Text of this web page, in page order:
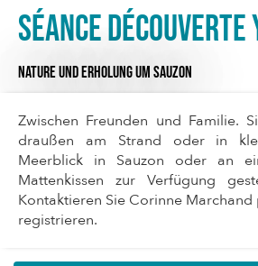
Séance Découverte
NATURE UND ERHOLUNGUM SAUZON
Zwischen Freunden und Familie.
draußen am Strand oder in
Meerblick in Sauzon oder an
Mattenkissen zur Verfügung
Kontaktieren Sie Corinne Marchand
registrieren.